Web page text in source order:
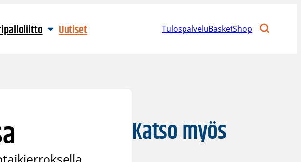
Uutiset TulospalveluBasketShop
Katso myös